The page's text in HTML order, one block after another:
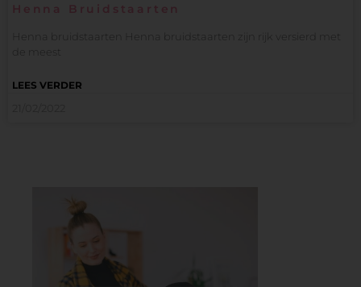
Henna Bruidstaarten
Henna bruidstaarten Henna bruidstaarten zijn rijk versierd met
de meest
LEES VERDER